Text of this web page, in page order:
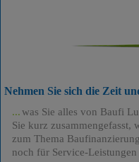
Nehmen Sie sich die Zeit
was Sie alles von Baufi
Sie kurz zusammengefasst,
zum Thema
noch für Service-